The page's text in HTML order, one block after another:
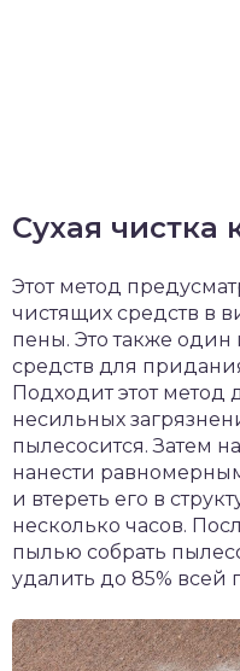
Сухая чистка
Этот метод
чистящих средств в
пены. Это также один
средств для
Подходит этот метод
несильных
пылесосится. Затем
нанести
и втереть его в
несколько часов.
пылью собрать
удалить до 85% всей